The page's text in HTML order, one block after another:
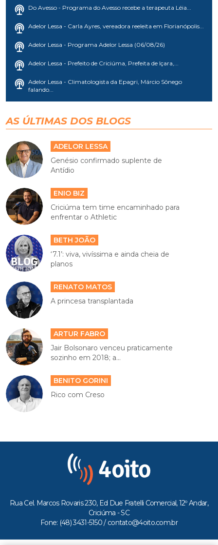
Do Avesso - Programa do Avesso recebe a terapeuta Léia...
Adelor Lessa - Carla Ayres, vereadora reeleita em Florianópolis...
Adelor Lessa - Programa Adelor Lessa (06/08/26)
Adelor Lessa - Prefeito de Criciúma, Prefeita de Içara,...
Adelor Lessa - Climatologista da Epagri, Márcio Sônego
falando...
AS ÚLTIMAS DOS BLOGS
ADELOR LESSA
Genésio confirmado suplente de
Antídio
ENIO BIZ
Criciúma tem time encaminhado para
enfrentar o Athletic
BETH JOÃO
‘7.1’: viva, vivíssima e ainda cheia de
planos
RENATO MATOS
A princesa transplantada
ARTUR FABRO
Jair Bolsonaro venceu praticamente
sozinho em 2018; a...
BENITO GORINI
Rico com Creso
Rua Cel. Marcos Rovaris 230, Ed Due Fratelli Comercial, 12º Andar,
Criciúma - SC
Fone: (48) 3431-5150 / contato@4oito.com.br